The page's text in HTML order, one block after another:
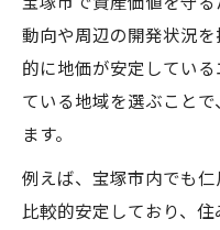
動向や周辺の開発状況
的に地価が安定してい
ている地域を選ぶこと
ます。
例えば、宝塚市内でも
比較的安定しており、